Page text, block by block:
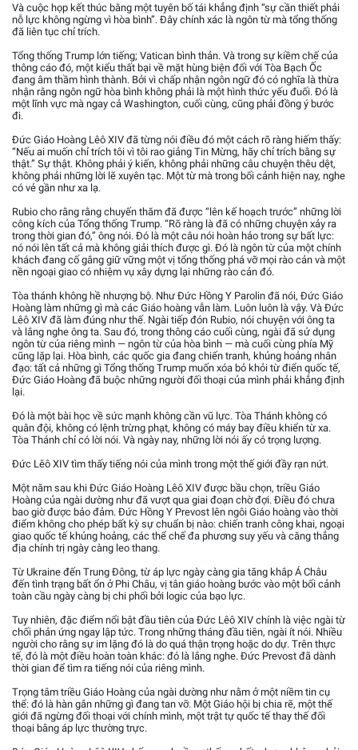
Và cuộc họp kết thúc bằng một tuyên bố tái khẳng định “sự cần thiết phải
nỗ lực không ngừng vì hòa bình”. Đây chính xác là ngôn từ mà tổng thống
đã liên tục chỉ trích.
Tổng thống Trump lớn tiếng; Vatican bình thản. Và trong sự kiềm chế của
thông cáo đó, một kiểu thất bại về mặt hùng biện đối với Tòa Bạch Ốc
đang âm thầm hình thành. Bởi vì chấp nhận ngôn ngữ đó có nghĩa là thừa
nhận rằng ngôn ngữ hòa bình không phải là một hình thức yếu đuối. Đó là
một lĩnh vực mà ngay cả Washington, cuối cùng, cũng phải đồng ý bước
đi.
Đức Giáo Hoàng Lêô XIV đã từng nói điều đó một cách rõ ràng hiếm thấy:
“Nếu ai muốn chỉ trích tôi vì tôi rao giảng Tin Mừng, hãy chỉ trích bằng sự
thật.” Sự thật. Không phải ý kiến, không phải những câu chuyện thêu dệt,
không phải những lời lẽ xuyên tạc. Một từ mà trong bối cảnh hiện nay, nghe
có vẻ gần như xa lạ.
Rubio cho rằng rằng chuyến thăm đã được “lên kế hoạch trước” những lời
công kích của Tổng thống Trump. “Rõ ràng là đã có những chuyện xảy ra
trong thời gian đó,” ông nói. Đó là một câu nói hoàn hảo trong sự bất lực:
nó nói lên tất cả mà không giải thích được gì. Đó là ngôn từ của một chính
khách đang cố gắng giữ vững một vị tổng thống phá vỡ mọi rào cản và một
nền ngoại giao có nhiệm vụ xây dựng lại những rào cản đó.
Tòa thánh không hề nhượng bộ. Như Đức Hồng Y Parolin đã nói, Đức Giáo
Hoàng làm những gì mà các Giáo hoàng vẫn làm. Luôn luôn là vậy. Và Đức
Lêô XIV đã làm đúng như thế. Ngài tiếp đón Rubio, nói chuyện với ông ta
và lắng nghe ông ta. Sau đó, trong thông cáo cuối cùng, ngài đã sử dụng
ngôn từ của riêng mình — ngôn từ của hòa bình — mà cuối cùng phía Mỹ
cũng lặp lại. Hòa bình, các quốc gia đang chiến tranh, khủng hoảng nhân
đạo: tất cả những gì Tổng thống Trump muốn xóa bỏ khỏi từ điển quốc tế,
Đức Giáo Hoàng đã buộc những người đối thoại của mình phải khẳng định
lại.
Đó là một bài học về sức mạnh không cần vũ lực. Tòa Thánh không có
quân đội, không có lệnh trừng phạt, không có máy bay điều khiển từ xa.
Tòa Thánh chỉ có lời nói. Và ngày nay, những lời nói ấy có trọng lượng.
Đức Lêô XIV tìm thấy tiếng nói của mình trong một thế giới đầy rạn nứt.
Một năm sau khi Đức Giáo Hoàng Lêô XIV được bầu chọn, triều Giáo
Hoàng của ngài dường như đã vượt qua giai đoạn chờ đợi. Điều đó chưa
bao giờ được bảo đảm. Đức Hồng Y Prevost lên ngôi Giáo hoàng vào thời
điểm không cho phép bất kỳ sự chuẩn bị nào: chiến tranh công khai, ngoại
giao quốc tế khủng hoảng, các thể chế đa phương suy yếu và căng thẳng
địa chính trị ngày càng leo thang.
Từ Ukraine đến Trung Đông, từ áp lực ngày càng gia tăng khắp Á Châu
đến tình trạng bất ổn ở Phi Châu, vị tân giáo hoàng bước vào một bối cảnh
toàn cầu ngày càng bị chi phối bởi logic của bạo lực.
Tuy nhiên, đặc điểm nổi bật đầu tiên của Đức Lêô XIV chính là việc ngài từ
chối phản ứng ngay lập tức. Trong những tháng đầu tiên, ngài ít nói. Nhiều
người cho rằng sự im lặng đó là do quá thận trọng hoặc do dự. Trên thực
tế, đó là một điều hoàn toàn khác: đó là lắng nghe. Đức Prevost đã dành
thời gian để tìm ra tiếng nói của riêng mình.
Trọng tâm triều Giáo Hoàng của ngài dường như nằm ở một niềm tin cụ
thể: đó là hàn gắn những gì đang tan vỡ. Một Giáo hội bị chia rẽ, một thế
giới đã ngừng đối thoại với chính mình, một trật tự quốc tế thay thế đối
thoại bằng áp lực thường trực.